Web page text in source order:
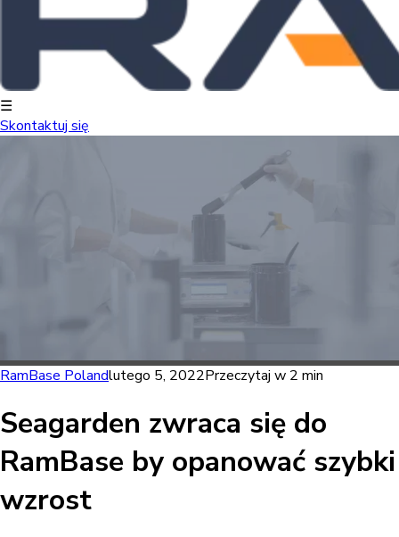
☰
Skontaktuj się
RamBase Polandlutego 5, 2022Przeczytaj w 2 min
Seagarden zwraca się do
RamBase by opanować szybki
wzrost